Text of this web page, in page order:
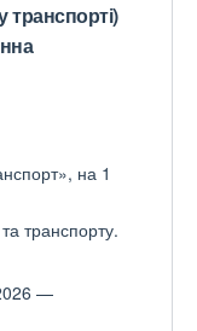
транспорті)
на 1
транспорту.
—